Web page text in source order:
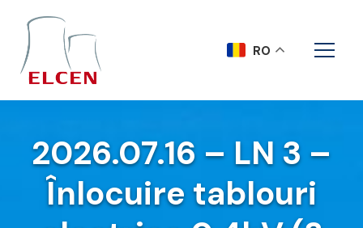
2026.07.16 – LN 3 –
Înlocuire tablouri
RO